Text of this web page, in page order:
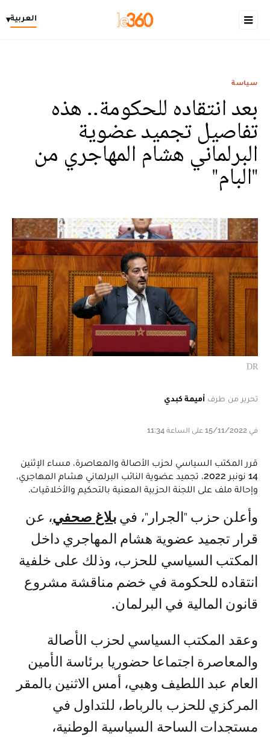
العربية▾
سياسة
بعد انتقاده للحكومة.. هذه
تفاصيل تجميد عضوية
البرلماني هشام المهاجري من
"البام"
DR
تحرير من طرف أميمة كبدي
في 15/11/2022 على الساعة 11:34
قرر المكتب السياسي لحزب الأصالة والمعاصرة، مساء الإثنين
14 نونبر 2022، تجميد عضوية النائب البرلماني هشام المهاجري،
وإحالة ملف على اللجنة الحزبية المعنية بالتحكيم والأخلاقيات.
وأعلن حزب "الجرار"، فيبلاغ صحفي، عن
قرار تجميد عضوية هشام المهاجري داخل
المكتب السياسي للحزب، وذلك على خلفية
انتقاده للحكومة في خضم مناقشة مشروع
قانون المالية في البرلمان.
وعقد المكتب السياسي لحزب الأصالة
والمعاصرة اجتماعا حضوريا برئاسة الأمين
العام عبد اللطيف وهبي، أمس الاثنين بالمقر
المركزي للحزب بالرباط، للتداول في
مستجدات الساحة السياسية الوطنية،